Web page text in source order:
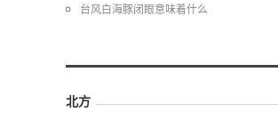
台风白海豚闭眼意味着什么
北方